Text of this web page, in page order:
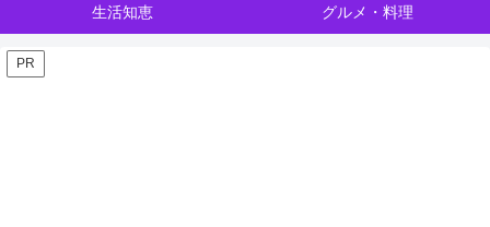
生活知恵 グルメ・料理
PR